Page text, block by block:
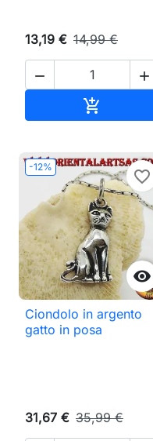
13,19 € 14,99 €
 

-12%

favorite_border
Ciondolo in argento
gatto in posa
31,67 € 35,99 €